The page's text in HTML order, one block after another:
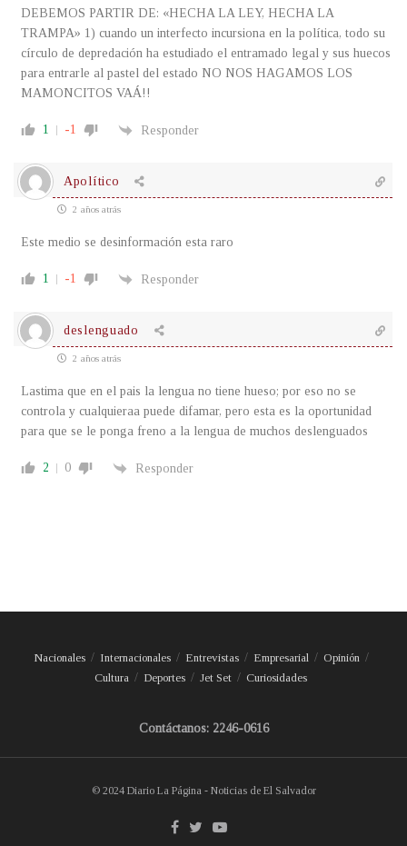
DEBEMOS PARTIR DE: «HECHA LA LEY, HECHA LA
TRAMPA» 1) cuando un interfecto incursiona en la política, todo su
círculo de depredación ha estudiado el entramado legal y sus huecos
para entrarle al pastel del estado NO NOS HAGAMOS LOS
MAMONCITOS VAÁ!!
1 -1 Responder
Apolítico
2 años atrás
Este medio se desinformación esta raro
1 -1 Responder
deslenguado
2 años atrás
Lastima que en el pais la lengua no tiene hueso; por eso no se
controla y cualquieraa puede difamar, pero esta es la oportunidad
para que se le ponga freno a la lengua de muchos deslenguados
2 0 Responder
Nacionales Internacionales Entrevistas Empresarial
Opinión
Cultura
Deportes Jet Set Curiosidades
Contáctanos: 2246-0616
© 2024 Diario La Página - Noticias de El Salvador